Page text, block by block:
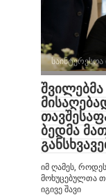
ბედმა
იმ ღამეს,
მოხუცებულთა
იგივე შავი